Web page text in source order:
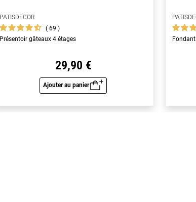
PATISDECOR
69
Présentoir gâteaux 4 étages
29,90 €
Ajouter au panier
Aperçu rapide